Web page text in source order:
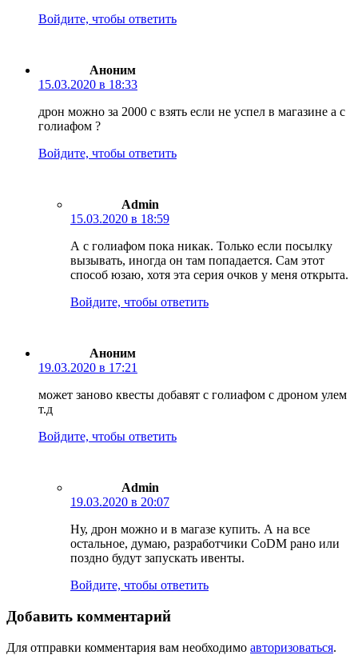
Войдите, чтобы ответить
Аноним
15.03.2020 в 18:33
дрон можно за 2000 с взять если не успел в магазине а с
голиафом ?
Войдите, чтобы ответить
Admin
15.03.2020 в 18:59
А с голиафом пока никак. Только если посылку
вызывать, иногда он там попадается. Сам этот
способ юзаю, хотя эта серия очков у меня открыта.
Войдите, чтобы ответить
Аноним
19.03.2020 в 17:21
может заново квесты добавят с голиафом с дроном улем
т.д
Войдите, чтобы ответить
Admin
19.03.2020 в 20:07
Ну, дрон можно и в магазе купить. А на все
остальное, думаю, разработчики CoDM рано или
поздно будут запускать ивенты.
Войдите, чтобы ответить
Добавить комментарий
Для отправки комментария вам необходимо авторизоваться.